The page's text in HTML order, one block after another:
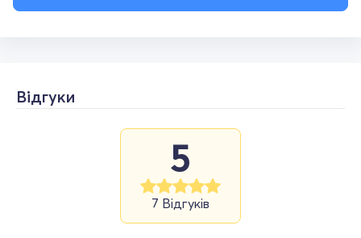
Відгуки
5
7 Відгуків